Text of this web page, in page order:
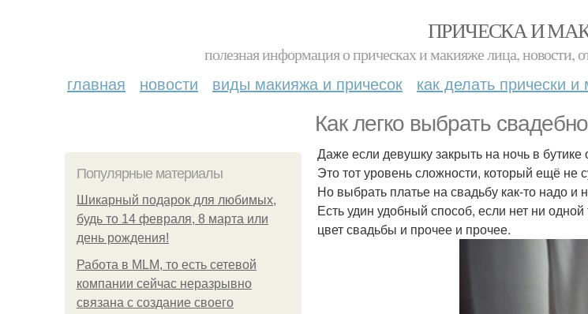
ПРИЧЕСКА И
полезная информация о прическах и макияже лица, новости,
главная новости виды макияжа и причесок как делать прически
Как легко выбрать
Популярные материалы
Шикарный подарок для любимых,
будь то 14 февраля, 8 марта или
день рождения!
Работа в MLM, то есть сетевой
компании сейчас неразрывно
связана с создание своего
Даже если девушку закрыть на ночь в
Это тот уровень сложности, который ещё не
Но выбрать платье на свадьбу как-то надо и
Есть удин удобный способ, если нет ни
цвет свадьбы и прочее и прочее.